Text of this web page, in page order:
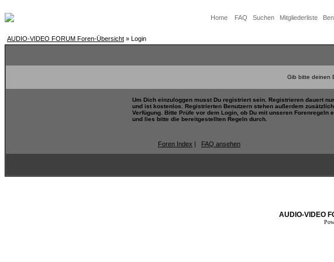
Home FAQ Suchen Mitgliederliste
AUDIO-VIDEO FORUM Foren-Übersicht » Login
Gib bitte deinen
Um Dich einzuloggen musst Du registriert sein. Registrieren dauert
und ist kostenlos. Registrierten Benutzern stehen außerdem
Verfügung. Bitte Prüfe vor dem Login, ob Du mit unseren Forenregeln
und lies bitte die bereitgestellten Regeln durch.
Foren Index | FAQ ansehen
AUDIO-VIDEO